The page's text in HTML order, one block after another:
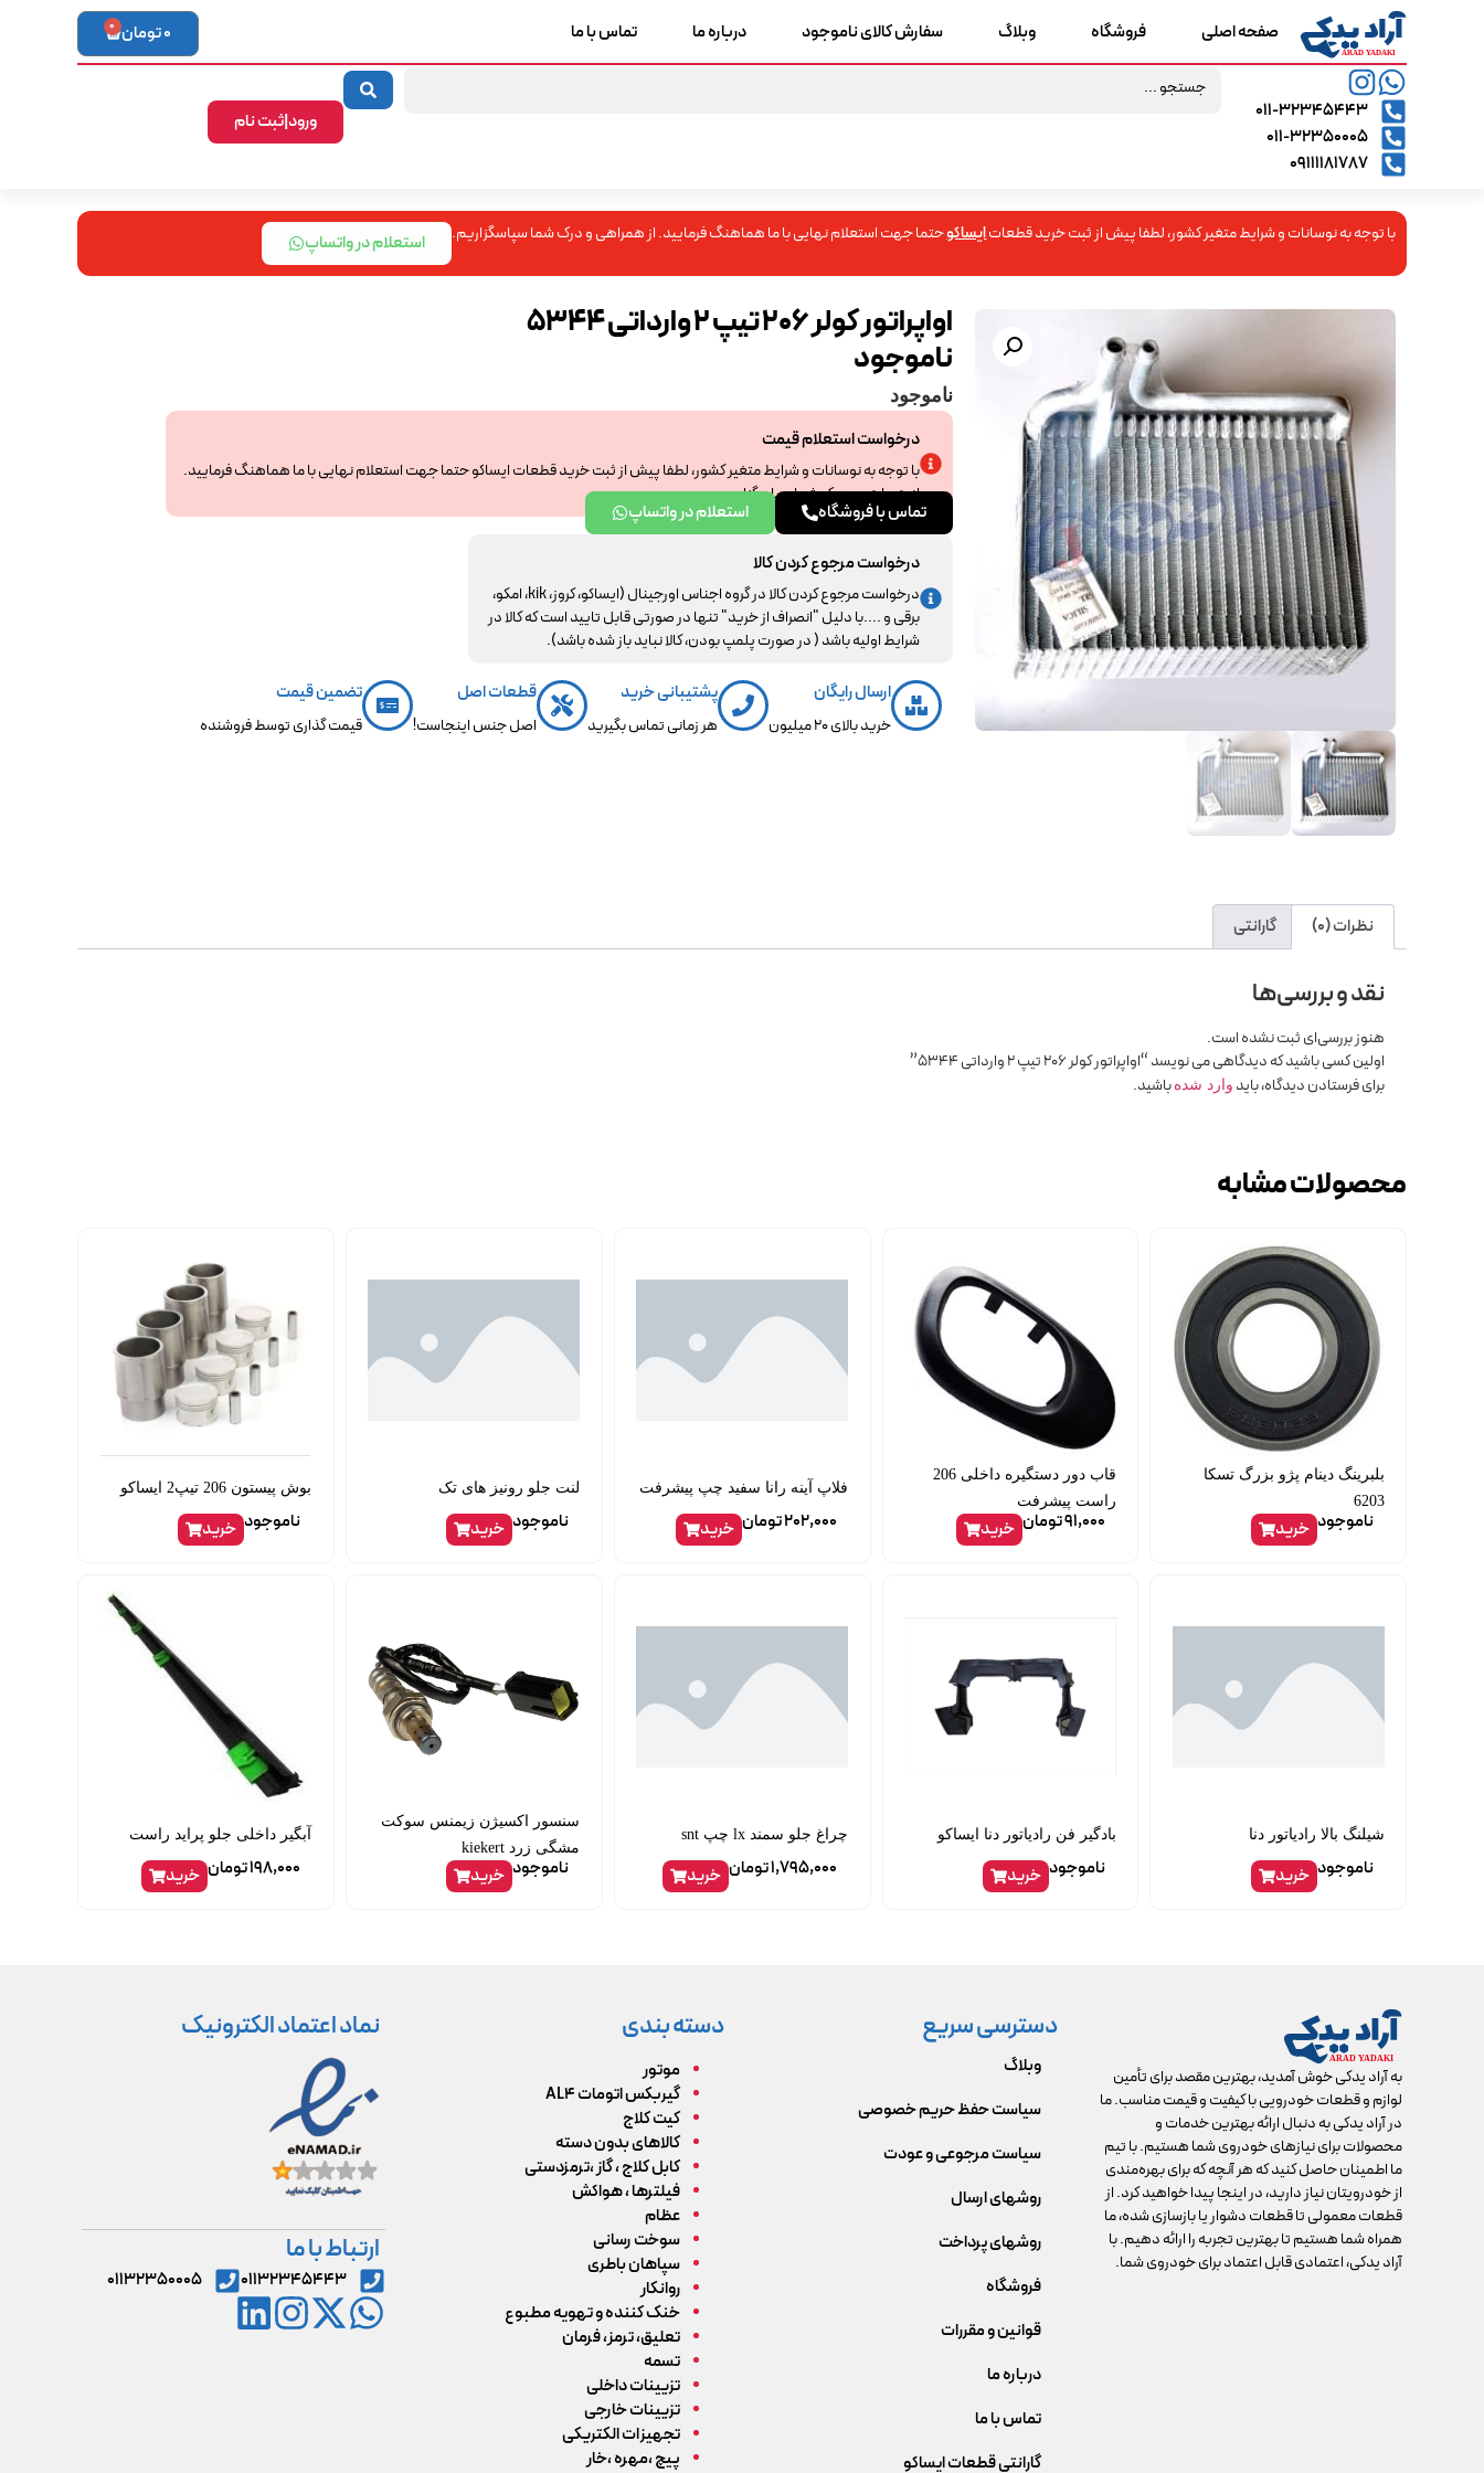
۰۱۱-۳۲۳۴۵۴۴۳
۰۱۱-۳۲۳۵۰۰۰۵
09111181787
ورود|ثبت نام
صفحه اصلی فروشگاه وبلاگ سفارش کالای ناموجود درباره ما تماس با ما 0تومان 0
با توجه به نوسانات و شرایط متغیر کشور، لطفا پیش از ثبت خرید قطعاتایساکوحتما جهت استعلام نهایی با ما هماهنگ فرمایید. از همراهی و درک شما سپاسگزاریم. استعلام در واتساپ
اواپراتور کولر 206 تیپ 2 وارداتی 5344
ناموجود
ناموجود
درخواست استعلام قیمت
با توجه به نوسانات و شرایط متغیر کشور، لطفا پیش از ثبت خرید قطعات ایساکو حتما جهت استعلام نهایی با ما هماهنگ فرمایید.
از همراهی و درک شما سپاسگزاریم.
تماس با فروشگاه
استعلام در واتساپ
درخواست مرجوع کردن کالا
درخواست مرجوع کردن کالا در گروه اجناس اورجینال (ایساکو، کروز، kik، امکو،
برقی و ....با دلیل "انصراف از خرید" تنها در صورتی قابل تایید است که کالا در
شرایط اولیه باشد ( در صورت پلمپ بودن، کالا نباید باز شده باشد).
ارسال رایگان
خرید بالای 20 میلیون
پشتیبانی خرید
هر زمانی تماس بگیرید
قطعات اصل
اصل جنس اینجاست!
تضمین قیمت
قیمت گذاری توسط فروشنده
نظرات (0) گارانتی
نقد و بررسی‌ها
هنوز بررسی‌ای ثبت نشده است.
اولین کسی باشید که دیدگاهی می نویسد “اواپراتور کولر 206 تیپ 2 وارداتی 5344”
برای فرستادن دیدگاه، باید وارد شده باشید.
محصولات مشابه
بلبرینگ دینام پژو بزرگ تسکا
6203
ناموجود خرید
قاب دور دستگیره داخلی 206
راست پیشرفت
91,000تومان خرید
فلاپ آینه رانا سفید چپ پیشرفت
202,000تومان خرید
لنت جلو رونیز های تک
ناموجود خرید
بوش پیستون 206 تیپ2 ایساکو
ناموجود خرید
شیلنگ بالا رادیاتور دنا
ناموجود خرید
بادگیر فن رادیاتور دنا ایساکو
ناموجود خرید
چراغ جلو سمند lx چپ snt
1,795,000تومان خرید
سنسور اکسیژن زیمنس سوکت
مشگی زرد kiekert
ناموجود خرید
آبگیر داخلی جلو پراید راست
198,000تومان خرید
به آراد یدکی خوش آمدید، بهترین مقصد برای تأمین
لوازم و قطعات خودرویی با کیفیت و قیمت مناسب. ما
در آراد یدکی به دنبال ارائه بهترین خدمات و
محصولات برای نیازهای خودروی شما هستیم. با تیم
ما اطمینان حاصل کنید که هر آنچه که برای بهره‌مندی
از خودرویتان نیاز دارید، در اینجا پیدا خواهید کرد. از
قطعات معمولی تا قطعات دشوار یا بازسازی شده، ما
همراه شما هستیم تا بهترین تجربه را ارائه دهیم. با
آراد یدکی، اعتمادی قابل اعتماد برای خودروی شما.
دسترسی سریع
وبلاگ
سیاست حفظ حریم خصوصی
سیاست مرجوعی و عودت
روشهای ارسال
روشهای پرداخت
فروشگاه
قوانین و مقررات
درباره ما
تماس با ما
گارانتی قطعات ایساکو
دسته بندی
موتور
گیربکس اتومات AL4
کیت کلاج
کالاهای بدون دسته
کابل کلاج ، گاز ،ترمزدستی
فیلترها ، هواکش
عظام
سوخت رسانی
سپاهان باطری
روانکار
خنک کننده و تهویه مطبوع
تعلیق، ترمز، فرمان
تسمه
تزیینات داخلی
تزیینات خارجی
تجهیزات الکتریکی
پیچ ،مهره ،خار
نماد اعتماد الکترونیک
ارتباط با ما
۰۱۱۳۲۳۴۵۴۴۳ ۰۱۱۳۲۳۵۰۰۰۵